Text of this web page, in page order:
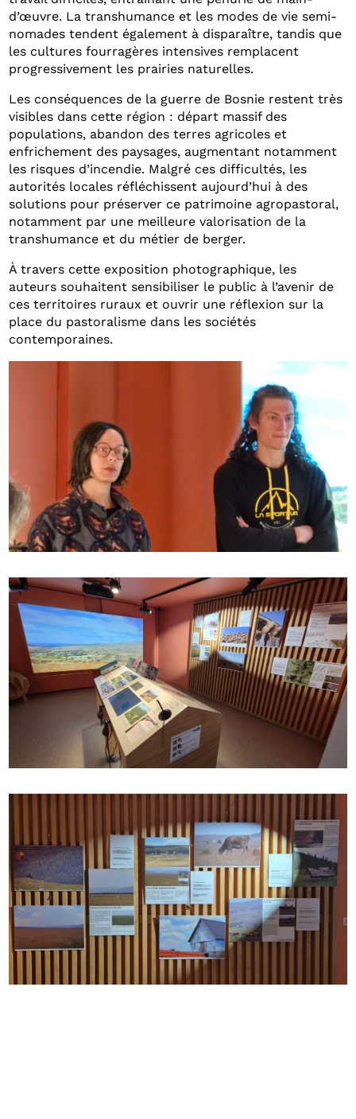
d’œuvre. La transhumance et les modes de vie semi-
nomades tendent également à disparaître, tandis que
les cultures fourragères intensives remplacent
progressivement les prairies naturelles.
Les conséquences de la guerre de Bosnie restent très
visibles dans cette région : départ massif des
populations, abandon des terres agricoles et
enfrichement des paysages, augmentant notamment
les risques d’incendie. Malgré ces difficultés, les
autorités locales réfléchissent aujourd’hui à des
solutions pour préserver ce patrimoine agropastoral,
notamment par une meilleure valorisation de la
transhumance et du métier de berger.
À travers cette exposition photographique, les
auteurs souhaitent sensibiliser le public à l’avenir de
ces territoires ruraux et ouvrir une réflexion sur la
place du pastoralisme dans les sociétés
contemporaines.